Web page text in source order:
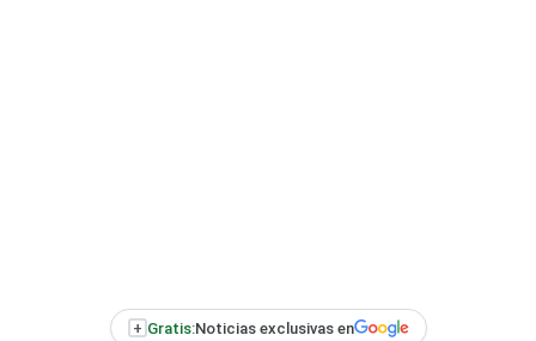
+ Gratis:Noticias exclusivas en